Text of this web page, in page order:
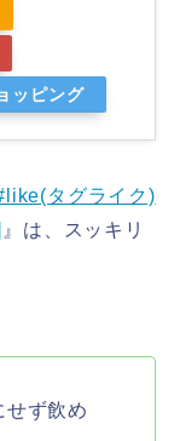
ッピング
タグライク)
』は、スッキリ
せず飲め